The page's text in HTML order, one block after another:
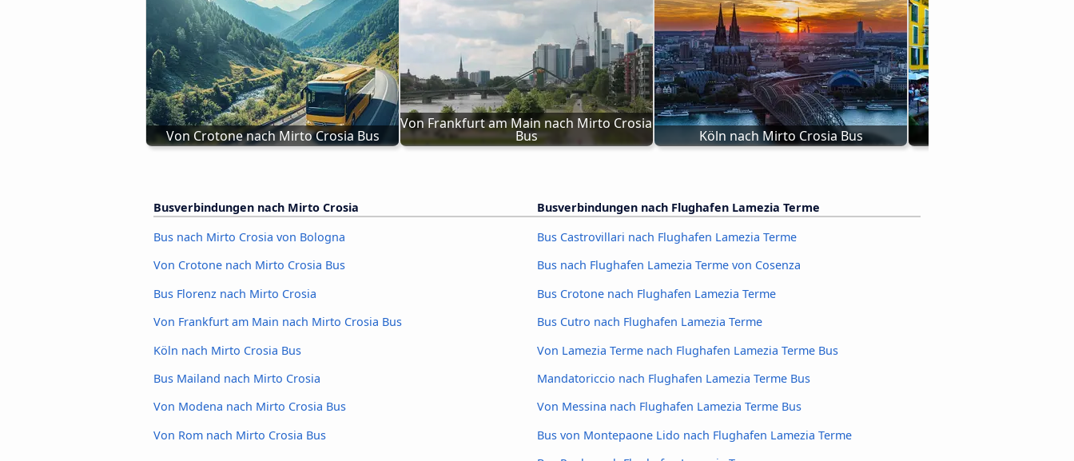
Von Crotone nach Mirto Crosia Bus
Von Frankfurt am Main nach Mirto Crosia
Bus Köln nach Mirto Crosia Bus
Busverbindungen nach Mirto Crosia
Bus nach Mirto Crosia von Bologna
Von Crotone nach Mirto Crosia Bus
Bus Florenz nach Mirto Crosia
Von Frankfurt am Main nach Mirto Crosia Bus
Köln nach Mirto Crosia Bus
Bus Mailand nach Mirto Crosia
Von Modena nach Mirto Crosia Bus
Von Rom nach Mirto Crosia Bus
Busverbindungen nach Flughafen Lamezia Terme
Bus Castrovillari nach Flughafen Lamezia Terme
Bus nach Flughafen Lamezia Terme von Cosenza
Bus Crotone nach Flughafen Lamezia Terme
Bus Cutro nach Flughafen Lamezia Terme
Von Lamezia Terme nach Flughafen Lamezia Terme Bus
Mandatoriccio nach Flughafen Lamezia Terme Bus
Von Messina nach Flughafen Lamezia Terme Bus
Bus von Montepaone Lido nach Flughafen Lamezia Terme